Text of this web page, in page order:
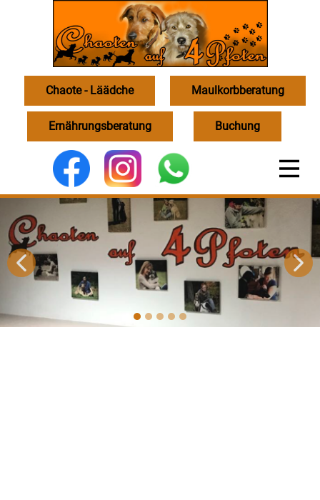
Chaote - Läädche
Buchung
Ernährungsberatung
Maulkorbberatung